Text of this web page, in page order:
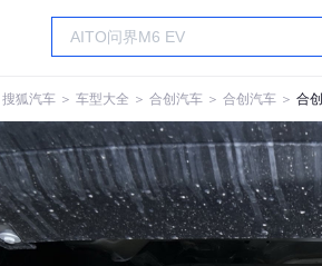
搜狐汽车 ＞ 车型大全 ＞ 合创汽车 ＞ 合创汽车 ＞ 合